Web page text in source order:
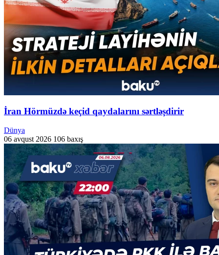
İran Hörmüzdə keçid qaydalarını sərtləşdirir
Dünya
06 avqust 2026 106 baxış